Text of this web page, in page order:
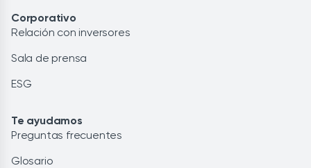
Corporativo
Relación con inversores
Sala de prensa
ESG
Te ayudamos
Preguntas frecuentes
Glosario